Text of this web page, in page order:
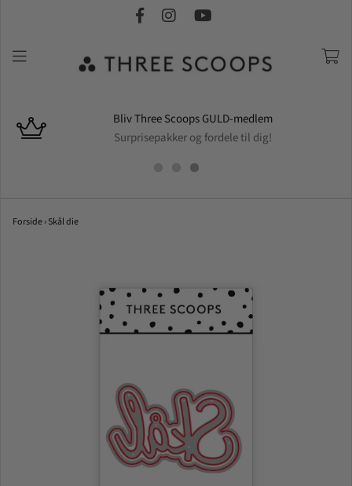
Bliv Three Scoops GULD-medlem
Surprisepakker og fordele til dig!
Forside›Skål die